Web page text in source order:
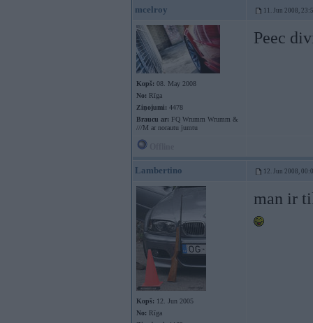
mcelroy 11. Jun 2008,
Kopš: 08. May 2008
No: Rīga
Ziņojumi: 4478
Braucu ar: FQ Wrumm Wrumm &
///M ar norautu jumtu
Peec
Lambertino 12. Jun 2008,
Kopš: 12. Jun 2005
No: Rīga
man ir